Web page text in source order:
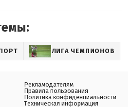
ЛИГА ЧЕМПИОНОВ
Рекламодателям
Правила пользования
Политика конфиденциальности
Техническая информация